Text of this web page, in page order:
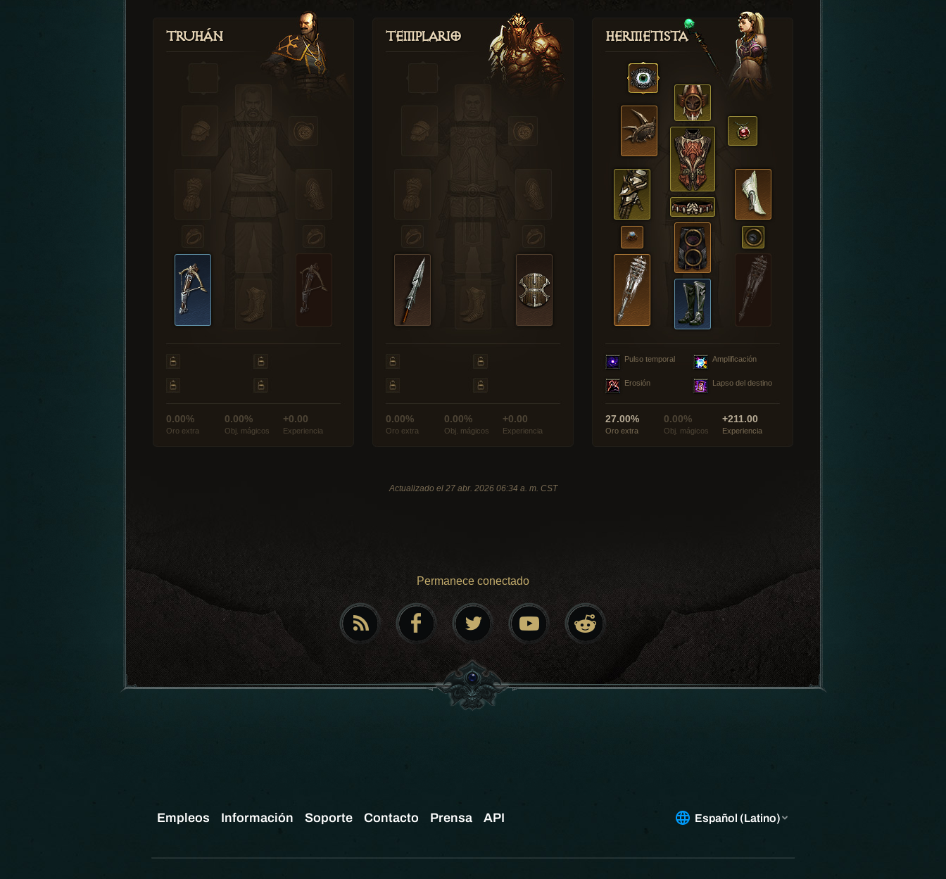
Truhán
0.00%
Oro extra
0.00%
Obj. mágicos
+0.00
Experiencia
Templario
0.00%
Oro extra
0.00%
Obj. mágicos
+0.00
Experiencia
Hermetista
Pulso temporal Amplificación
Erosión Lapso del destino
27.00%
Oro extra
0.00%
Obj. mágicos
+211.00
Experiencia
Actualizado el 27 abr. 2026 06:34 a. m. CST
Permanece conectado